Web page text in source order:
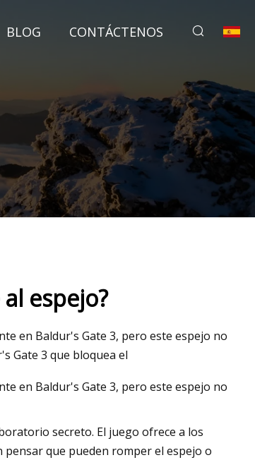
BLOG CONTÁCTENOS
de
espejo?
en Baldur's Gate 3, pero este espejo no
Gate 3 que bloquea el
en Baldur's Gate 3, pero este espejo no
secreto. El juego ofrece a los
que pueden romper el espejo o